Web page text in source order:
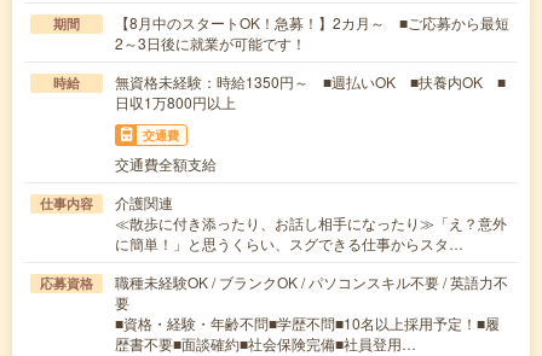
期間
【8月中のスタートOK！急募！】2カ月～ ■ご応募から最短
2～3日後に就業が可能です！
時給
無資格未経験：時給1350円～ ■週払いOK ■扶養内OK ■
日収1万800円以上
交通費
交通費全額支給
仕事内容
介護関連
≪散歩に付き添ったり、お話し相手になったり≫「え？意外
に簡単！」と思うくらい、スグできる仕事からスタ…
応募資格
職種未経験OK / ブランクOK / パソコンスキル不要 / 英語力不
要
■資格・経験・年齢不問■学歴不問■10名以上採用予定！■履
歴書不要■面談確約■社会保険完備■社員登用…